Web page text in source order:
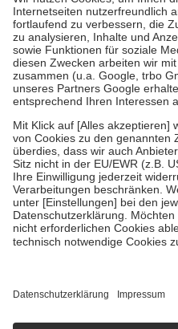
Kosten der Leistung zu
Diese Regeln gelten
Bei Heilmitteln und häuslicher
Zuzahlung zehn Prozent der
Verordnung.
Um das Engagement der
stärken und die besondere
fallenkeine Zuzahlungenan bei:
• Kindern und Jugendlichen bis
mit Ausnahme der Fahrkosten
• Untersuchungen zur Vorsorge
GKV getragen werden
• empfohlenen Schutzimpfungen
• Harn- und Blutteststreifen
getroffen, um sicherzustellen,
https://help.etrusted.com/hc/